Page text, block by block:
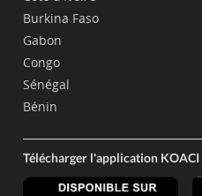
Burkina Faso
Gabon
Congo
Sénégal
Bénin
Télécharger l'application KOACI